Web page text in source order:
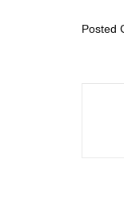
Posted